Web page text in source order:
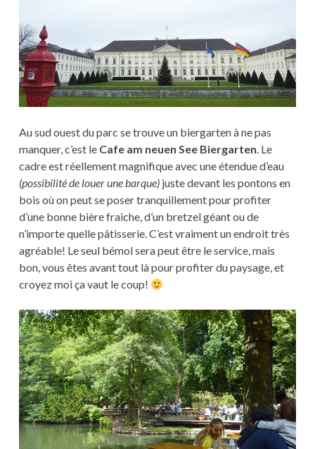
Au sud ouest du parc se trouve un biergarten à ne pas
manquer, c’est le Cafe am neuen See Biergarten. Le
cadre est réellement magnifique avec une étendue d’eau
(possibilité de louer une barque)juste devant les pontons en
bois où on peut se poser tranquillement pour profiter
d’une bonne bière fraiche, d’un bretzel géant ou de
n’importe quelle pâtisserie. C’est vraiment un endroit très
agréable! Le seul bémol sera peut être le service, mais
bon, vous êtes avant tout là pour profiter du paysage, et
croyez moi ça vaut le coup!